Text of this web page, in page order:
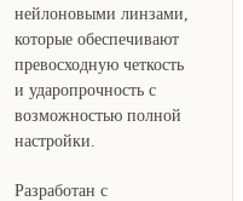
нейлоновыми линзами,
которые обеспечивают
превосходную четкость
и ударопрочность с
возможностью полной
настройки.
Разработан с